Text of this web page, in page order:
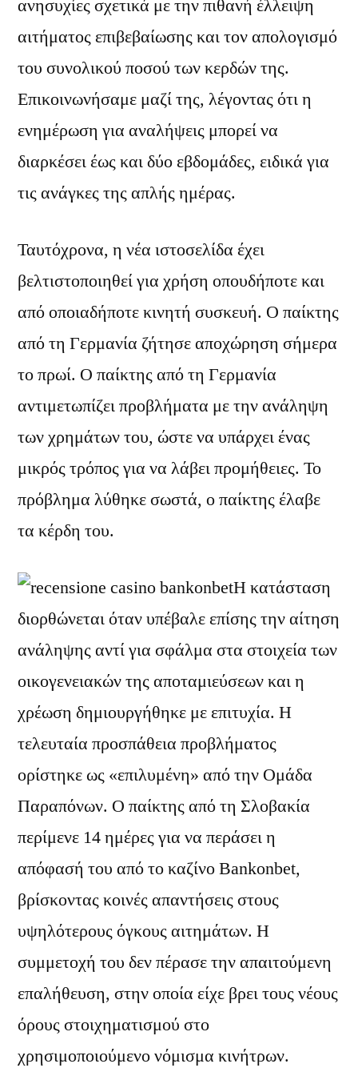
ανησυχίες σχετικά με την πιθανή έλλειψη
αιτήματος επιβεβαίωσης και τον απολογισμό
του συνολικού ποσού των κερδών της.
Επικοινωνήσαμε μαζί της, λέγοντας ότι η
ενημέρωση για αναλήψεις μπορεί να
διαρκέσει έως και δύο εβδομάδες, ειδικά για
τις ανάγκες της απλής ημέρας.
Ταυτόχρονα, η νέα ιστοσελίδα έχει
βελτιστοποιηθεί για χρήση οπουδήποτε και
από οποιαδήποτε κινητή συσκευή. Ο παίκτης
από τη Γερμανία ζήτησε αποχώρηση σήμερα
το πρωί. Ο παίκτης από τη Γερμανία
αντιμετωπίζει προβλήματα με την ανάληψη
των χρημάτων του, ώστε να υπάρχει ένας
μικρός τρόπος για να λάβει προμήθειες. Το
πρόβλημα λύθηκε σωστά, ο παίκτης έλαβε
τα κέρδη του.
Η κατάσταση
διορθώνεται όταν υπέβαλε επίσης την αίτηση
ανάληψης αντί για σφάλμα στα στοιχεία των
οικογενειακών της αποταμιεύσεων και η
χρέωση δημιουργήθηκε με επιτυχία. Η
τελευταία προσπάθεια προβλήματος
ορίστηκε ως «επιλυμένη» από την Ομάδα
Παραπόνων. Ο παίκτης από τη Σλοβακία
περίμενε 14 ημέρες για να περάσει η
απόφασή του από το καζίνο Bankonbet,
βρίσκοντας κοινές απαντήσεις στους
υψηλότερους όγκους αιτημάτων. Η
συμμετοχή του δεν πέρασε την απαιτούμενη
επαλήθευση, στην οποία είχε βρει τους νέους
όρους στοιχηματισμού στο
χρησιμοποιούμενο νόμισμα κινήτρων.